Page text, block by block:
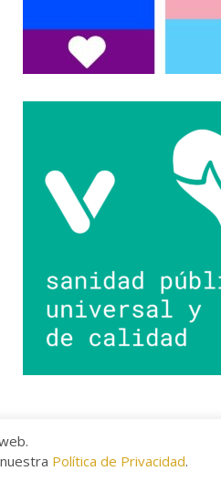
Política de Privacidad.